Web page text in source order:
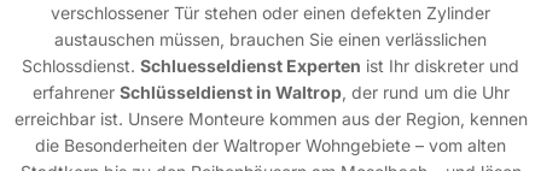
verschlossener Tür stehen oder einen defekten Zylinder
austauschen müssen, brauchen Sie einen verlässlichen
Schlossdienst. Schluesseldienst Experten ist Ihr diskreter und
erfahrener Schlüsseldienst in Waltrop, der rund um die Uhr
erreichbar ist. Unsere Monteure kommen aus der Region, kennen
die Besonderheiten der Waltroper Wohngebiete – vom alten